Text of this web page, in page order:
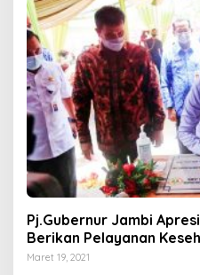
Pj.Gubernur Jambi
Berikan Pelayanan
Maret 19, 2021